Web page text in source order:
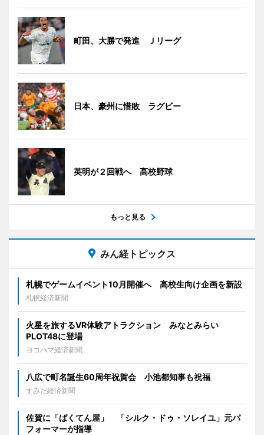
町田、大勝で発進 Ｊリーグ
日本、豪州に惜敗 ラグビー
英明が２回戦へ 高校野球
もっと見る
みん経トピックス
札幌でゲームイベント10月開催へ 高校生向け企画を新設
札幌経済新聞
火星を旅するVR体験アトラクション みなとみらい
PLOT48に登場
ヨコハマ経済新聞
八広で町名誕生60周年祝賀会 小池都知事も祝福
すみだ経済新聞
佐賀に「ばくてん屋」 「シルク・ドゥ・ソレイユ」元パ
フォーマーが指導